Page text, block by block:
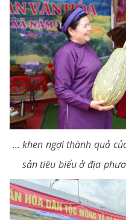
... khen ngợi thành quả
sản tiêu biểu ở địa